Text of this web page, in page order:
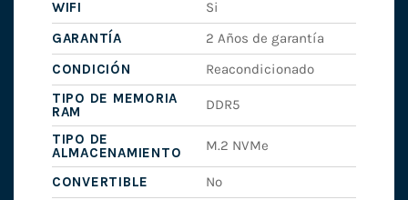
WIFI
Si
GARANTÍA
2 Años de garantía
CONDICIÓN
Reacondicionado
TIPO DE MEMORIA
RAM
DDR5
TIPO DE
ALMACENAMIENTO
M.2 NVMe
CONVERTIBLE
No